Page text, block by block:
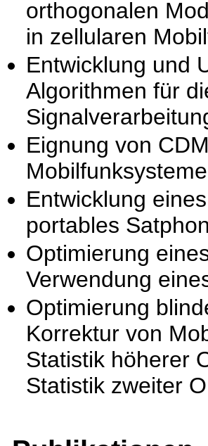
orthogonalen
in zellularen
Entwicklung und
Algorithmen für
Eignung von
Mobilfunksysteme
Entwicklung
portables
Optimierung
Verwendung
Optimierung
Korrektur von
Statistik höherer
Statistik zweiter